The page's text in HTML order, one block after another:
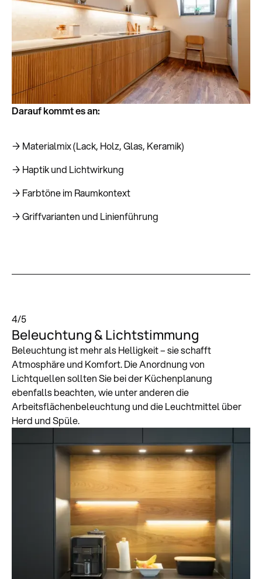
Darauf kommt es an:
→ Materialmix (Lack, Holz, Glas, Keramik)
→ Haptik und Lichtwirkung
→ Farbtöne im Raumkontext
→ Griffvarianten und Linienführung
4/5
Beleuchtung & Lichtstimmung
Beleuchtung ist mehr als Helligkeit – sie schafft
Atmosphäre und Komfort. Die Anordnung von
Lichtquellen sollten Sie bei der Küchenplanung
ebenfalls beachten, wie unter anderen die
Arbeitsflächenbeleuchtung und die Leuchtmittel über
Herd und Spüle.